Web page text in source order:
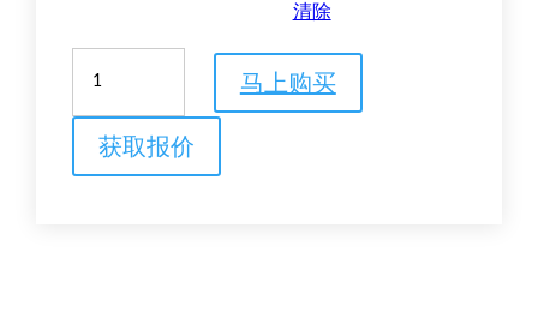
清除
DMEM：
体
马上购买
获取报价